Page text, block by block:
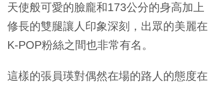
天使般可愛的臉龐和173公分的身高加上
修長的雙腿讓人印象深刻，出眾的美麗在
K-POP粉絲之間也非常有名。
這樣的張員瑛對偶然在場的路人的態度在